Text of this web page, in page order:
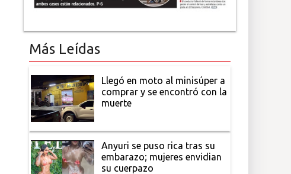
Más Leídas
Llegó en moto al minisúper a
comprar y se encontró con la
muerte
Anyuri se puso rica tras su
embarazo; mujeres envidian
su cuerpazo